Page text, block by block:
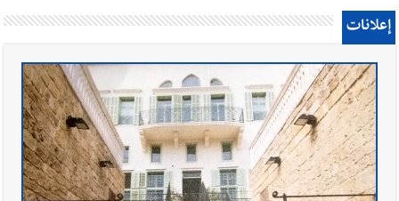
إعلانات